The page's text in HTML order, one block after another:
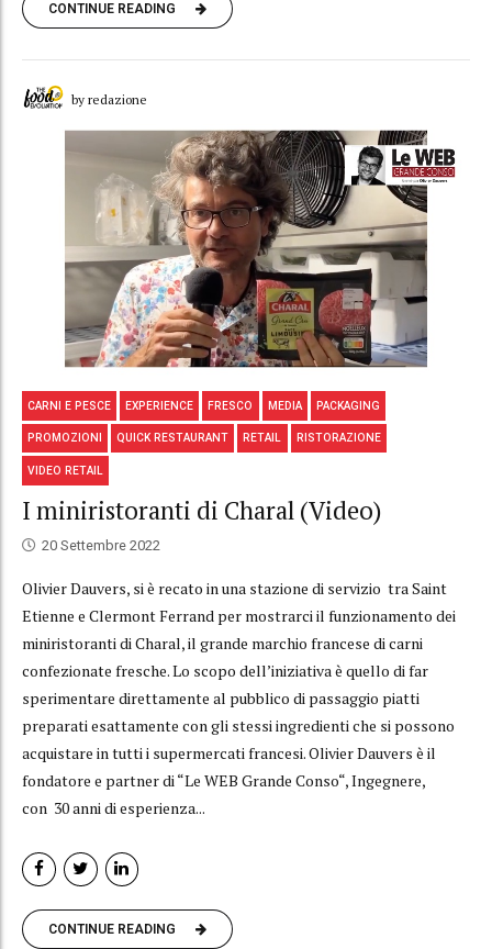
CONTINUE READING
by redazione
CARNI E PESCE EXPERIENCE FRESCO MEDIA PACKAGING
PROMOZIONI QUICK RESTAURANT RETAIL RISTORAZIONE
VIDEO RETAIL
I miniristoranti di Charal (Video)
20 Settembre 2022
Olivier Dauvers, si è recato in una stazione di servizio tra Saint
Etienne e Clermont Ferrand per mostrarci il funzionamento dei
miniristoranti di Charal, il grande marchio francese di carni
confezionate fresche. Lo scopo dell’iniziativa è quello di far
sperimentare direttamente al pubblico di passaggio piatti
preparati esattamente con gli stessi ingredienti che si possono
acquistare in tutti i supermercati francesi. Olivier Dauvers è il
fondatore e partner di “Le WEB Grande Conso“, Ingegnere,
con 30 anni di esperienza...
CONTINUE READING